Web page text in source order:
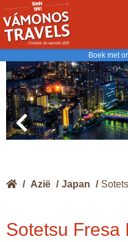
Boek met
/ Azië / Japan /
Sotetsu Fresa